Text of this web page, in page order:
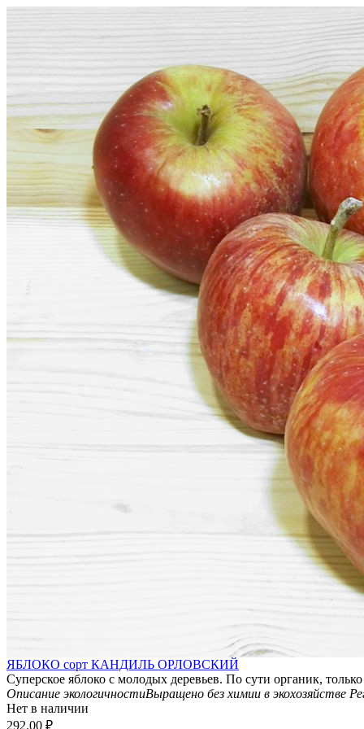
ЯБЛОКО сорт КАНДИЛЬ ОРЛОВСКИЙ
Суперское яблоко с молодых деревьев. По сути органик,
Описание экологичностиВыращено без химии в экохозяйстве
Нет в наличии
292.00 ₽